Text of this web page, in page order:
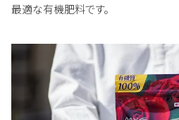
最適な有機肥料です。